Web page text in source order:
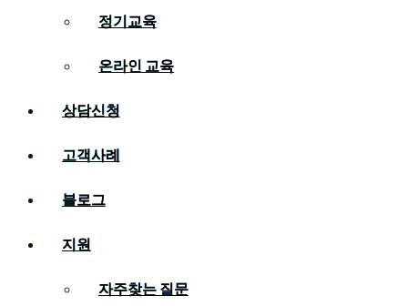
정기교육
온라인 교육
상담신청
고객사례
블로그
지원
자주찾는 질문